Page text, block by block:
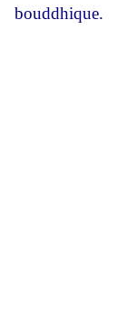
bouddhique.